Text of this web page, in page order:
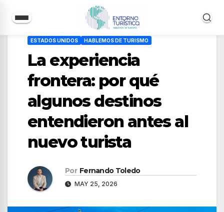
ESTADOS UNIDOS HABLEMOS DE TURISMO
La experiencia
frontera: por qué
algunos destinos
entendieron antes al
nuevo turista
Por Fernando Toledo
MAY 25, 2026